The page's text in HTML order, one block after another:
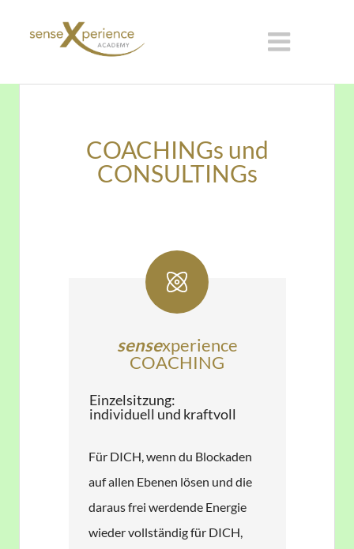
​COACHINGs und
CONSULTINGs
sensexperience
​COACHING
​​Einzelsitzung:
individuell und kraftvoll
Für DICH, wenn du Blockaden
auf allen Ebenen lösen und die
daraus frei werdende Energie
wieder vollständig für DICH,